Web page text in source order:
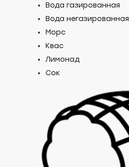
Вода газированная
Вода негазированная
Морс
Квас
Лимонад
Сок